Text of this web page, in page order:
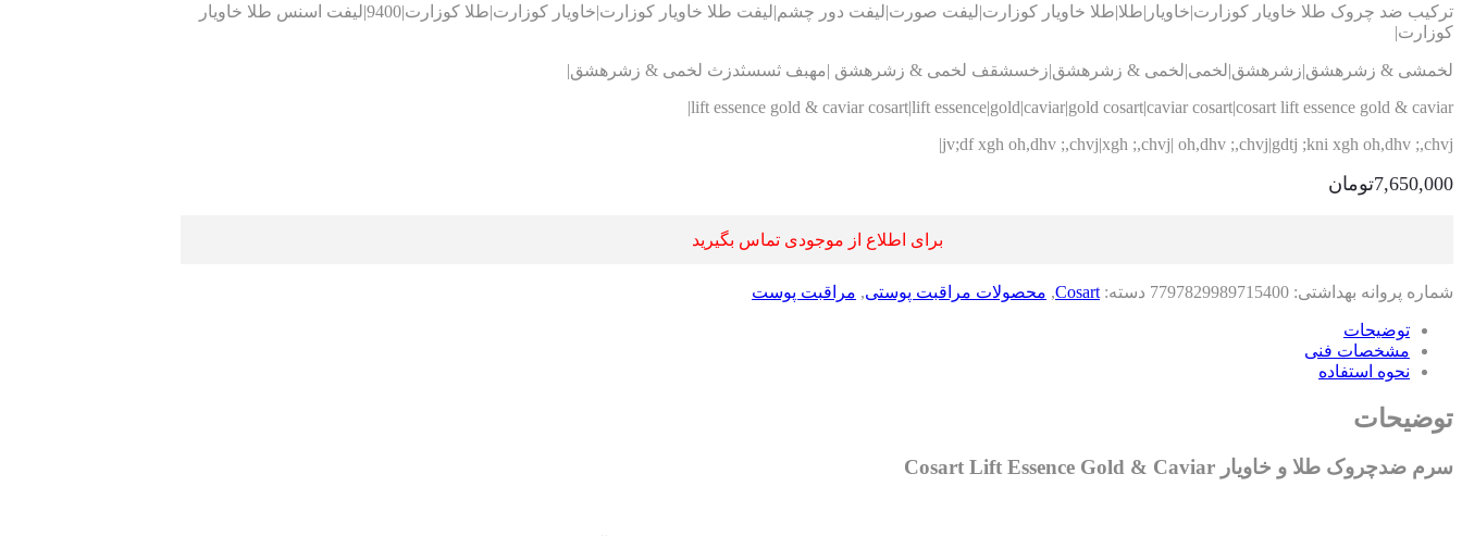
ترکیب ضد چروک طلا خاویار کوزارت|خاویار|طلا|طلا خاویار کوزارت|لیفت صورت|لیفت دور چشم|لیفت طلا خاویار کوزارت|خاویار کوزارت|طلا کوزارت|9400|لیفت اسنس طلا خاویار
کوزارت|
لخمشی & زشرهشق|زشرهشق|لخمی|لخمی & زشرهشق|زخسشقف لخمی & زشرهشق |مهبف ثسسثدزث لخمی & زشرهشق|
lift essence gold & caviar cosart|lift essence|gold|caviar|gold cosart|caviar cosart|cosart lift essence gold & caviar|
jv;df xgh oh,dhv ;,chvj|xgh ;,chvj| oh,dhv ;,chvj|gdtj ;kni xgh oh,dhv ;,chvj|
7,650,000تومان
برای اطلاع از موجودی تماس بگیرید
شماره پروانه بهداشتی: 7797829989715400 دسته: Cosart
, محصولات مراقبت پوستی, مراقبت پوست
توضیحات
مشخصات فنی
نحوه استفاده
توضیحات
سرم ضدچروک طلا و خاویار Cosart Lift Essence Gold & Caviar